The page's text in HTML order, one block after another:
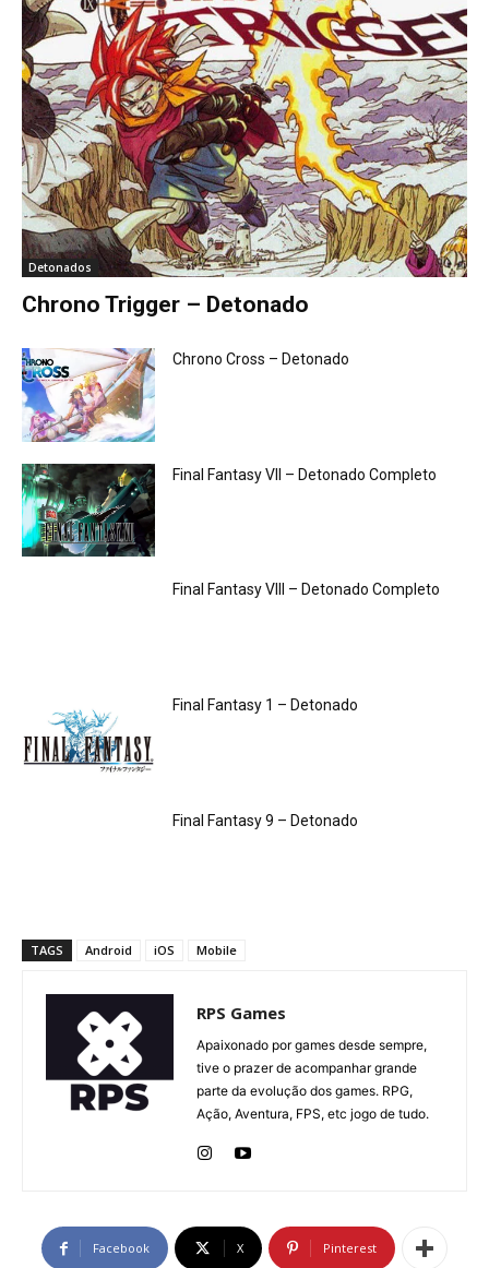
Detonados
Chrono Trigger – Detonado
Chrono Cross – Detonado
Final Fantasy VII – Detonado Completo
Final Fantasy VIII – Detonado Completo
Final Fantasy 1 – Detonado
Final Fantasy 9 – Detonado
TAGS Android iOS Mobile
RPS Games
Apaixonado por games desde sempre,
tive o prazer de acompanhar grande
parte da evolução dos games. RPG,
Ação, Aventura, FPS, etc jogo de tudo.
Facebook X Pinterest